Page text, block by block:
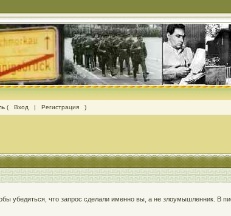
( Вход | Регистрация )
убедиться, что запрос сделали именно вы, а не злоумышленник. В